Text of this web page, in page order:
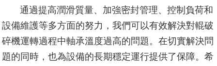
通過提高潤滑質量、加強密封管理、控制負荷和
設備維護等多方面的努力，我們可以有效解決對輥破
碎機運轉過程中軸承溫度過高的問題。在切實解決問
題的同時，也為設備的長期穩定運行提供了保障。希